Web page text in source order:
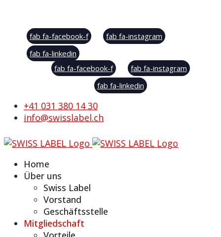
fab fa-facebook-f
fab fa-instagram
fab fa-linkedin
fab fa-facebook-f
fab fa-instagram
fab fa-linkedin
+41 031 380 14 30
info@swisslabel.ch
Home
Über uns
Swiss Label
Vorstand
Geschäftsstelle
Mitgliedschaft